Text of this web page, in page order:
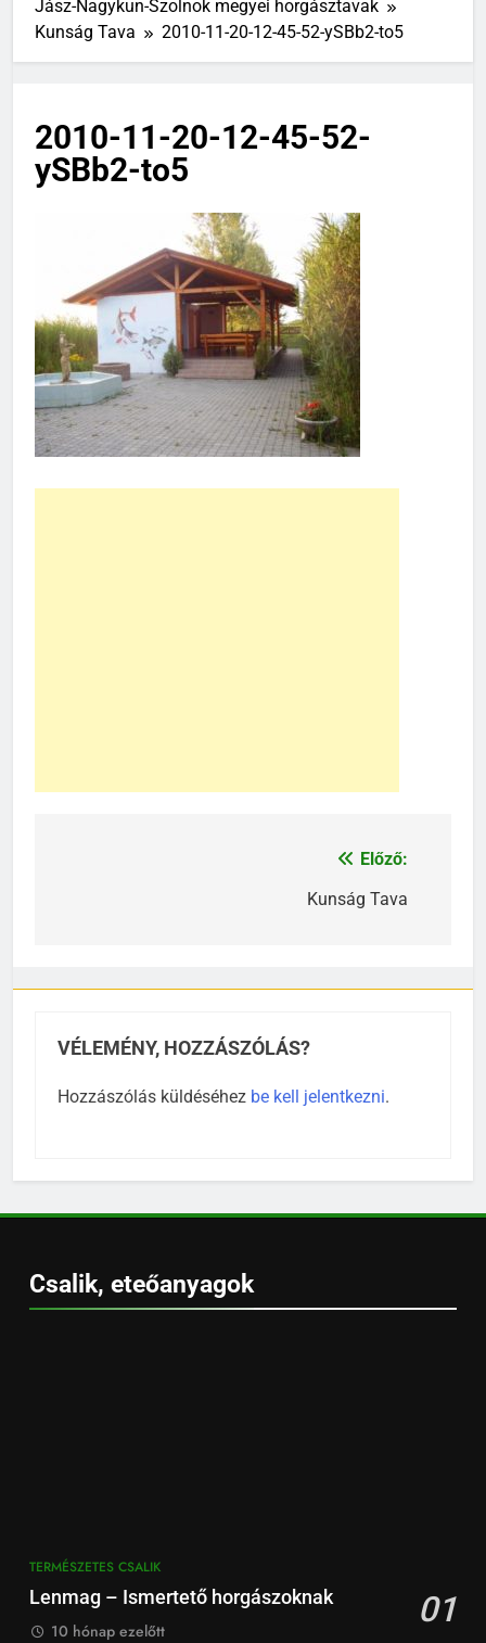
Jász-Nagykun-Szolnok megyei horgásztavak
Kunság Tava
2010-11-20-12-45-52-ySBb2-to5
2010-11-20-12-45-52-
ySBb2-to5
Előző:
Kunság Tava
VÉLEMÉNY, HOZZÁSZÓLÁS?
Hozzászólás küldéséhez be kell jelentkezni.
Csalik, eteőanyagok
TERMÉSZETES CSALIK
Lenmag – Ismertető horgászoknak 01
10 hónap ezelőtt